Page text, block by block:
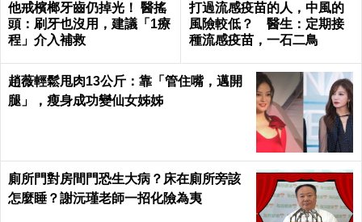
他戒檳榔牙齒仍掉光！ 醫搖
頭：刷牙也沒用，建議「1療
程」介入補救
打過流感疫苗的人，中風的
風險較低？ 醫生：定期接
種流感疫苗，一石二鳥
趙薇輕鬆甩肉13公斤：靠「管住嘴，邁開
腿」，瘦身成功變仙女姊姊
廁所門對房間門恐生大病？床在廁所旁該
怎麼睡？謝沅瑾老師一招化險為夷